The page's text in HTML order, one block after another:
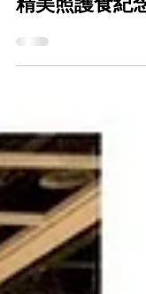
📣 完成「樂齡
——照護食樂園
精美照護食紀